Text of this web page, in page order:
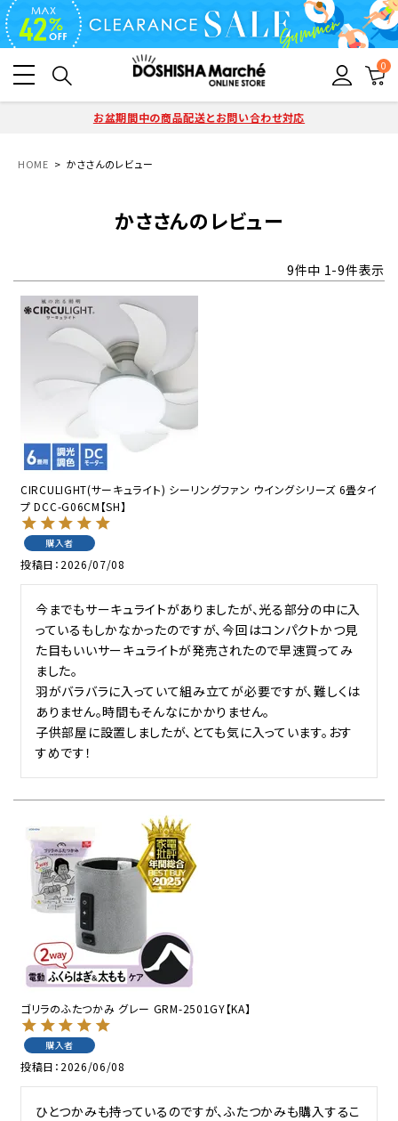
0
お盆期間中の商品配送とお問い合わせ対応
HOME かささんのレビュー
かささんのレビュー
9件中 1-9件表示
CIRCULIGHT(サーキュライト) シーリングファン ウイングシリーズ 6畳タイ
プ DCC-G06CM【SH】
購入者
投稿日 2026/07/08
今までもサーキュライトがありましたが、光る部分の中に入
っているもしかなかったのですが、今回はコンパクトかつ見
た目もいいサーキュライトが発売されたので早速買ってみ
ました。
羽がバラバラに入っていて組み立てが必要ですが、難しくは
ありません。時間もそんなにかかりません。
子供部屋に設置しましたが、とても気に入っています。おす
すめです！
ゴリラのふたつかみ グレー GRM-2501GY【KA】
購入者
投稿日 2026/06/08
ひとつかみも持っているのですが、ふたつかみも購入するこ